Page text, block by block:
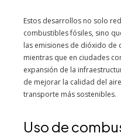
Estos desarrollos no solo
combustibles fósiles, sino
las emisiones de dióxido de
mientras que en ciudades
expansión de la
de mejorar la calidad del
transporte más sostenibles.
Uso de